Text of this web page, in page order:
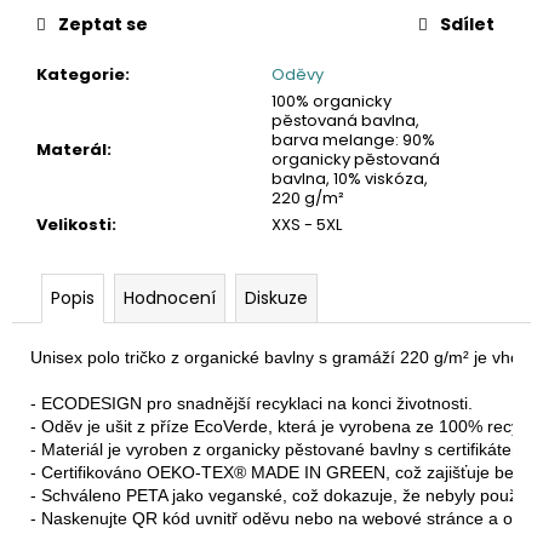
Kategorie: Oděvy
Materál:
100% organicky
pěstovaná bavlna,
barva melange: 90%
organicky pěstovaná
bavlna, 10% viskóza,
220 g/m²
Velikosti: XXS - 5XL
Zeptat se Sdílet
Popis Hodnocení Diskuze
Unisex polo tričko z organické bavlny s gramáží 220 g/m² je
- ECODESIGN pro snadnější recyklaci na konci životnosti.
- Oděv je ušit z příze EcoVerde, která je vyrobena ze 100%
- Materiál je vyroben z organicky pěstované bavlny s certifikátem
- Certifikováno OEKO-TEX® MADE IN GREEN, což zajišťuje
- Schváleno PETA jako veganské, což dokazuje, že nebyly použity
- Naskenujte QR kód uvnitř oděvu nebo na webové stránce a